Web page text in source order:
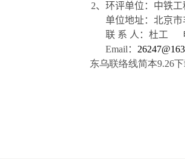
2、环评单位：中铁
单位地址：北京
联 系 人：杜工
Email ：
东乌联络线简本9.26